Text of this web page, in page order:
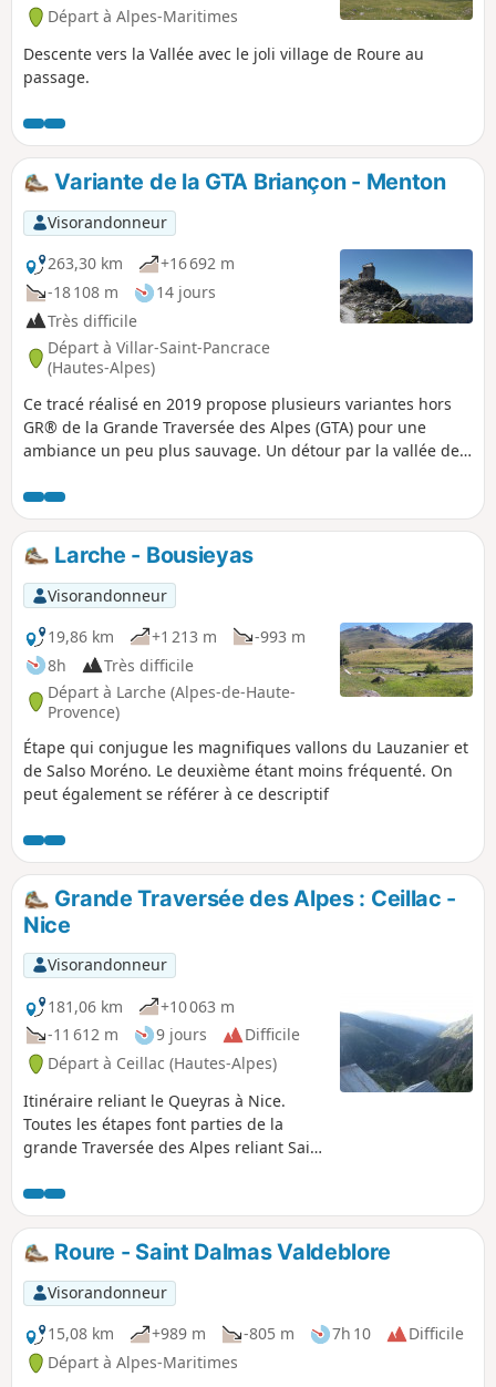
Départ à Alpes-Maritimes
Descente vers la Vallée avec le joli village de Roure au
passage.
Variante de la GTA Briançon - Menton
Visorandonneur
263,30 km
+16 692 m
-18 108 m
14 jours
Très difficile
Départ à Villar-Saint-Pancrace
(Hautes-Alpes)
Ce tracé réalisé en 2019 propose plusieurs variantes hors
GR® de la Grande Traversée des Alpes (GTA) pour une
ambiance un peu plus sauvage. Un détour par la vallée de
option Est. Une belle façon de découvrir les Alpes du Sud.
Trajet organisé avec hébergement en gîte ou refuge à
chaque étape afin de marcher léger.
Larche - Bousieyas
Visorandonneur
19,86 km
+1 213 m
-993 m
8h
Très difficile
Départ à Larche (Alpes-de-Haute-
Provence)
Étape qui conjugue les magnifiques vallons du Lauzanier et
de Salso Moréno. Le deuxième étant moins fréquenté. On
peut également se référer à ce descriptif
Grande Traversée des Alpes : Ceillac -
Nice
Visorandonneur
181,06 km
+10 063 m
-11 612 m
9 jours
Difficile
Départ à Ceillac (Hautes-Alpes)
Itinéraire reliant le Queyras à Nice.
Toutes les étapes font parties de la
grande Traversée des Alpes reliant Saint
à suivre est le GR®5. Ce balisage est
parfait et permet de randonner en
admirant les différents paysages sans
toujours être concentré sur une carte
IGN. Les régions traversées sont le
Queyras, la Haute Ubaye, le Mercantour,
la Haute Tinée, la Vésubie et l'arrière
Pays Niçois.
Roure - Saint Dalmas Valdeblore
Visorandonneur
15,08 km
+989 m -805 m 7h 10
Difficile
Départ à Alpes-Maritimes